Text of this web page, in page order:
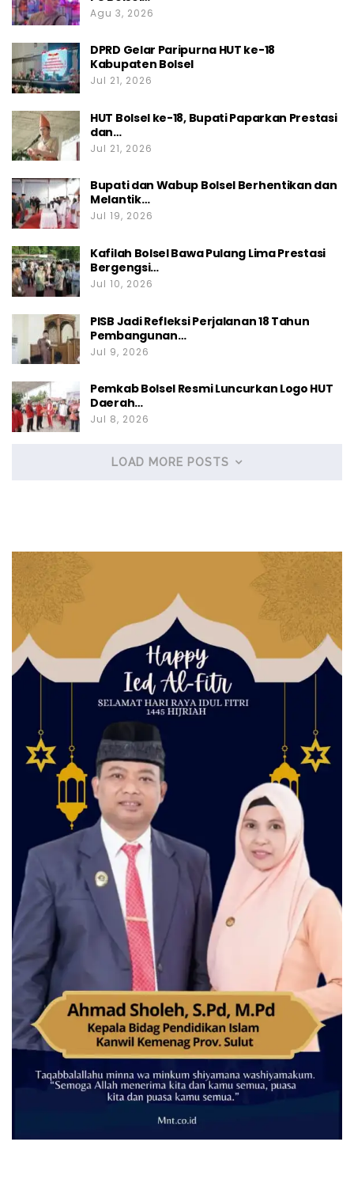
Agu 3, 2026
DPRD Gelar Paripurna HUT ke-18
Kabupaten Bolsel
Jul 21, 2026
HUT Bolsel ke-18, Bupati Paparkan Prestasi
dan…
Jul 21, 2026
Bupati dan Wabup Bolsel Berhentikan dan
Melantik…
Jul 19, 2026
Kafilah Bolsel Bawa Pulang Lima Prestasi
Bergengsi…
Jul 10, 2026
PISB Jadi Refleksi Perjalanan 18 Tahun
Pembangunan…
Jul 9, 2026
Pemkab Bolsel Resmi Luncurkan Logo HUT
Daerah…
Jul 8, 2026
LOAD MORE POSTS